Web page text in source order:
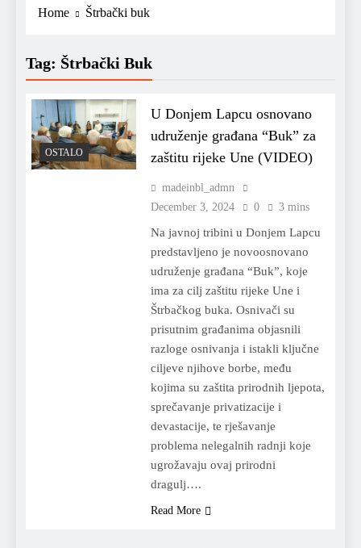
Home Štrbački buk
Tag: Štrbački Buk
OSTALO
U Donjem Lapcu osnovano
udruženje građana “Buk” za
zaštitu rijeke Une (VIDEO)
madeinbl_admn
December 3, 2024
0 3 mins
Na javnoj tribini u Donjem Lapcu
predstavljeno je novoosnovano
udruženje građana “Buk”, koje
ima za cilj zaštitu rijeke Une i
Štrbačkog buka. Osnivači su
prisutnim građanima objasnili
razloge osnivanja i istakli ključne
ciljeve njihove borbe, među
kojima su zaštita prirodnih ljepota,
sprečavanje privatizacije i
devastacije, te rješavanje
problema nelegalnih radnji koje
ugrožavaju ovaj prirodni
dragulj….
Read More